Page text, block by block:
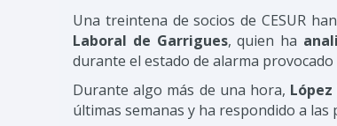
Una treintena de socios de CESUR
Laboral de Garrigues, quien ha
durante el estado de alarma
Durante algo más de una hora,
últimas semanas y ha respondido a las